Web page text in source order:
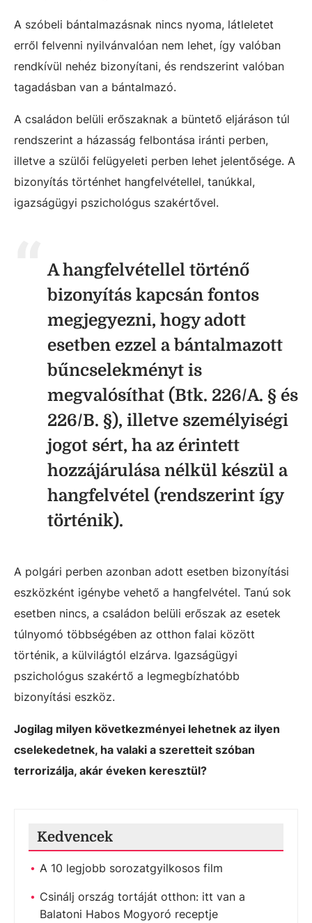
A szóbeli bántalmazásnak nincs nyoma, látleletet
erről felvenni nyilvánvalóan nem lehet, így valóban
rendkívül nehéz bizonyítani, és rendszerint valóban
tagadásban van a bántalmazó.
A családon belüli erőszaknak a büntető eljáráson túl
rendszerint a házasság felbontása iránti perben,
illetve a szülői felügyeleti perben lehet jelentősége. A
bizonyítás történhet hangfelvétellel, tanúkkal,
igazságügyi pszichológus szakértővel.
A hangfelvétellel történő
bizonyítás kapcsán fontos
megjegyezni, hogy adott
esetben ezzel a bántalmazott
bűncselekményt is
megvalósíthat (Btk. 226/A. § és
226/B. §), illetve személyiségi
jogot sért, ha az érintett
hozzájárulása nélkül készül a
hangfelvétel (rendszerint így
történik).
A polgári perben azonban adott esetben bizonyítási
eszközként igénybe vehető a hangfelvétel. Tanú sok
esetben nincs, a családon belüli erőszak az esetek
túlnyomó többségében az otthon falai között
történik, a külvilágtól elzárva. Igazságügyi
pszichológus szakértő a legmegbízhatóbb
bizonyítási eszköz.
Jogilag milyen következményei lehetnek az ilyen
cselekedetnek, ha valaki a szeretteit szóban
terrorizálja, akár éveken keresztül?
Kedvencek
A 10 legjobb sorozatgyilkosos film
Csinálj ország tortáját otthon: itt van a
Balatoni Habos Mogyoró receptje